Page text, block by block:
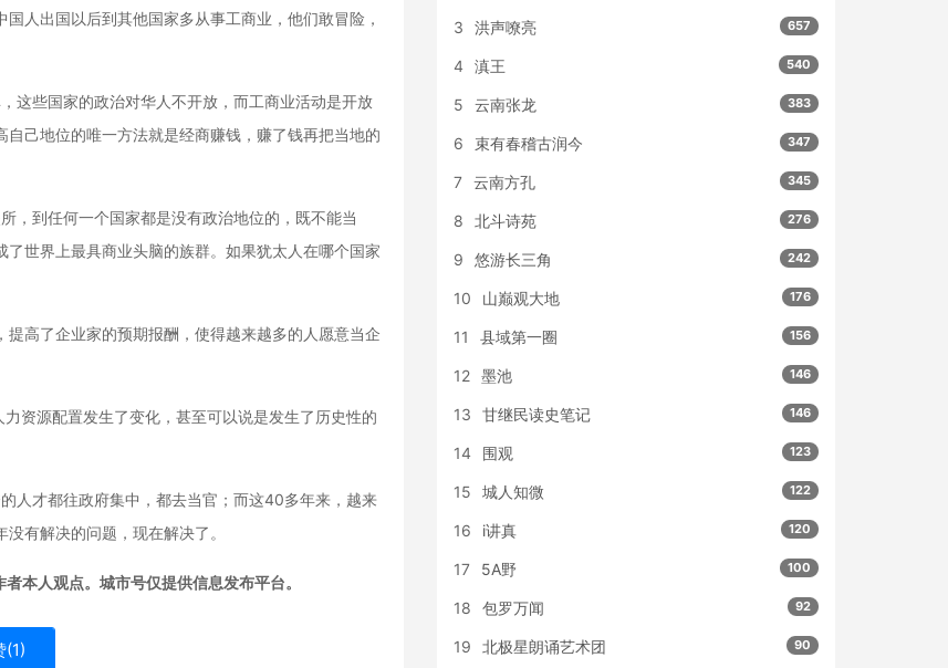
出国以后到其他国家多从事工商业，他们敢冒险，
些国家的政治对华人不开放，而工商业活动是开放
己地位的唯一方法就是经商赚钱，赚了钱再把当地的
到任何一个国家都是没有政治地位的，既不能当
世界上最具商业头脑的族群。如果犹太人在哪个国家
高了企业家的预期报酬，使得越来越多的人愿意当企
源配置发生了变化，甚至可以说是发生了历史性的
才都往政府集中，都去当官；而这40多年来，越来
有解决的问题，现在解决了。
本人观点。城市号仅提供信息发布平台。
(1)
3 洪声嘹亮 657
4 滇王 540
5 云南张龙 383
6 束有春稽古润今 347
7 云南方孔 345
8 北斗诗苑 276
9 悠游长三角 242
10 山巅观大地 176
11 县域第一圈 156
12 墨池 146
13 甘继民读史笔记 146
14 围观 123
15 城人知微 122
16 i讲真 120
17 5A野 100
18 包罗万闻 92
19 北极星朗诵艺术团 90